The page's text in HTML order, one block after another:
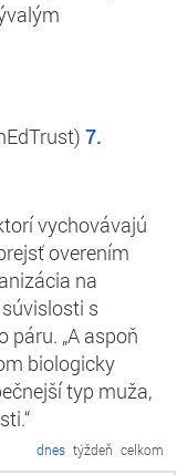
7.
vychovávajú
overením
na
s
„A aspoň
biologicky
typ muža,
dnes týždeň celkom